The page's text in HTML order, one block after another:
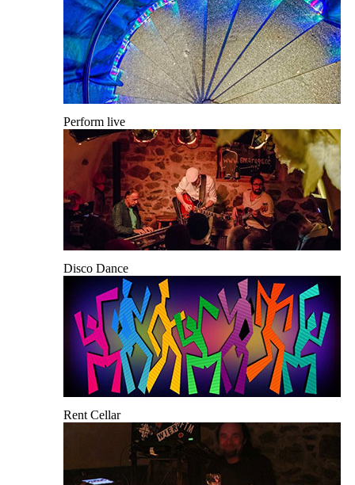
Perform live
Disco Dance
Rent Cellar